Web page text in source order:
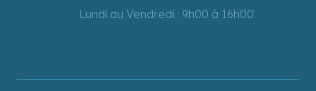
Lundi au Vendredi : 9h00 à 16h00